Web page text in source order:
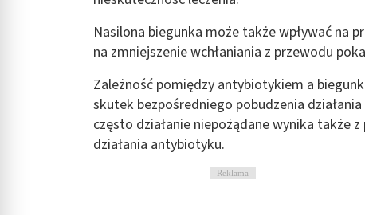
Nasilona biegunka może także wpływać na
na zmniejszenie wchłaniania z przewodu
Zależność pomiędzy antybiotykiem a
skutek bezpośredniego pobudzenia działania
często działanie niepożądane wynika także
działania antybiotyku.
Reklama